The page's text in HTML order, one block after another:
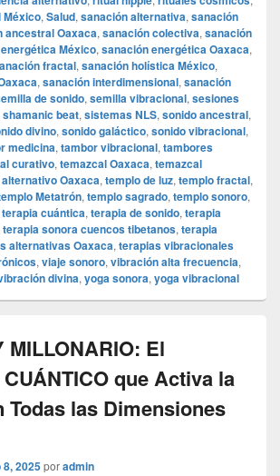
México, Salud, sanación alternativa, sanación
ancestral Oaxaca, sanación colectiva, sanación
México, sanación energética Oaxaca,
fractal, sanación holística México,
, sanación interdimensional, sanación
de sonido, semilla vibracional, sesiones
shamanic beat, sistemas NLS, sonido ancestral,
divino, sonido galáctico, sonido vibracional,
medicina, tambor vibracional, tambores
curativo, temazcal Oaxaca, temazcal
Oaxaca, templo de luz, templo fractal,
Metatrón, templo sagrado, templo sonoro,
terapia cuántica, terapia de sonido, terapia
terapia sonora cuencos tibetanos, terapia
alternativas Oaxaca, terapias vibracionales
, viaje sonoro, vibración alta frecuencia,
divina, yoga sonora, yoga vibracional
MILLONARIO: El
que Activa la
Todas las Dimensiones
2025poradmin